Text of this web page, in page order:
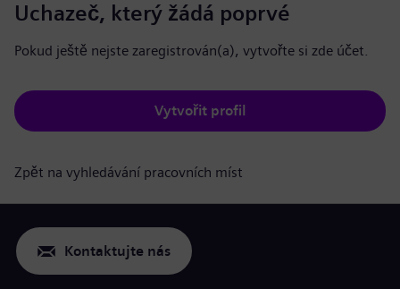
Uchazeč, který žádá poprvé
Pokud ještě nejste zaregistrován(a), vytvořte si zde účet.
Vytvořit profil
Zpět na vyhledávání pracovních míst
Kontaktujte nás